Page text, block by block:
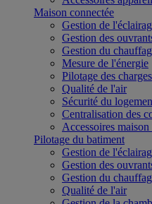
Maison connectée
Gestion de
Gestion des
Gestion du
Mesure de l'énergie
Pilotage des charges
Qualité de l'air
Sécurité du
Centralisation des
Accessoires maison
Pilotage du batiment
Gestion de
Gestion des
Gestion du
Qualité de l'air